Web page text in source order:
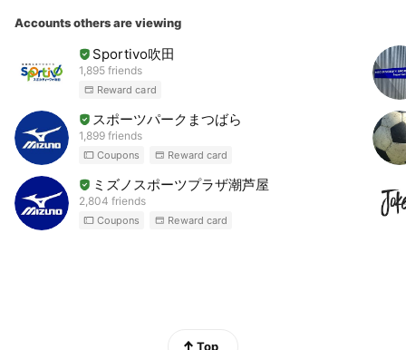
Accounts others are viewing
Sportivo吹田
1,895 friends
Reward card
スポーツパークまつばら
1,899 friends
Coupons Reward card
ミズノスポーツプラザ潮芦屋
2,804 friends
Coupons Reward card
Top